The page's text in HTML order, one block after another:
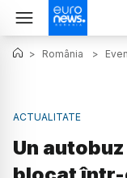
> România >
ACTUALITATE
Un